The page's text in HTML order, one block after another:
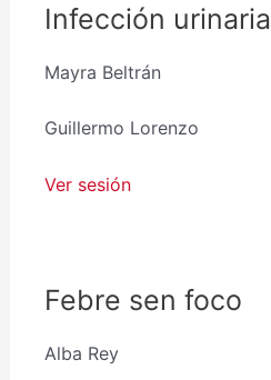
Infección urinaria
Mayra Beltrán
Guillermo Lorenzo
Ver sesión
Febre sen foco
Alba Rey